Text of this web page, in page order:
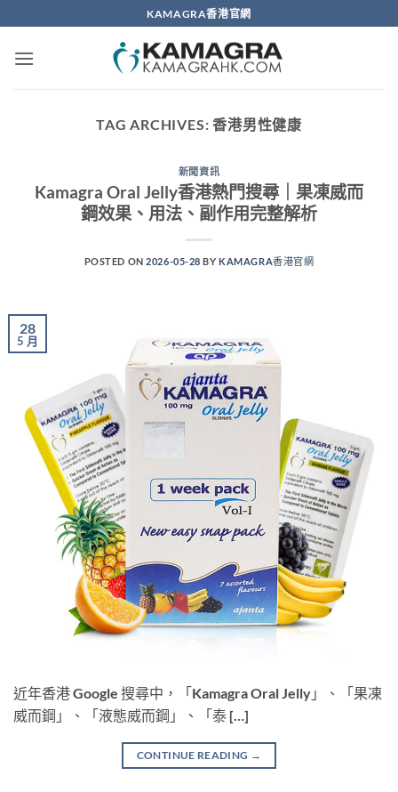
to
content
KAMAGRA香港官網
TAG ARCHIVES:香港男性健康
新聞資訊
Kamagra Oral Jelly香港熱門搜尋｜果凍威而
鋼效果、用法、副作用完整解析
POSTED ON2026-05-28 BYKAMAGRA香港官網
28
5 月
近年香港 Google 搜尋中，「Kamagra Oral Jelly」、「果凍
威而鋼」、「液態威而鋼」、「泰 […]
CONTINUE READING →